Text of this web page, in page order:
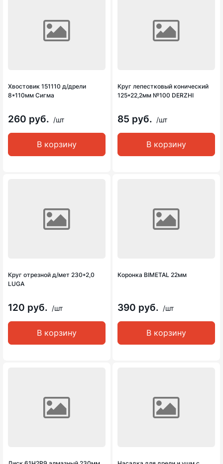
Хвостовик 151110 д/дрели
8*110мм Сигма
260 руб. /шт
В корзину
Круг лепестковый конический
125*22,2мм №100 DERZHI
85 руб. /шт
В корзину
Круг отрезной д/мет 230*2,0
LUGA
120 руб. /шт
В корзину
Коронка BIMETAL 22мм
390 руб. /шт
В корзину